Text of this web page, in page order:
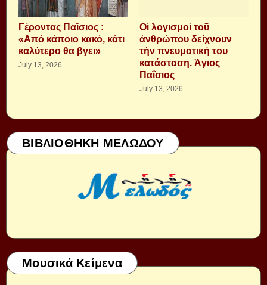
Γέροντας Παΐσιος :
«Από κάποιο κακό, κάτι
καλύτερο θα βγει»
July 13, 2026
Οἱ λογισμοὶ τοῦ
ἀνθρώπου δείχνουν
τὴν πνευματική του
κατάσταση. Ἁγιος
Παΐσιος
July 13, 2026
ΒΙΒΛΙΟΘΗΚΗ ΜΕΛΩΔΟΥ
Μουσικά Κείμενα